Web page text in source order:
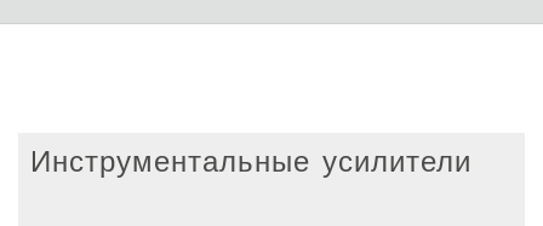
Инструментальные усилители